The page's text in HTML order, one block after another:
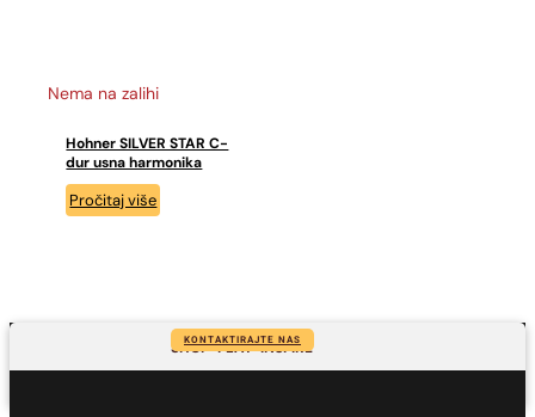
Nema na zalihi
Hohner SILVER STAR C-
dur usna harmonika
Pročitaj više
SHOP-PLAY-INSPIRE
KONTAKTIRAJTE NAS